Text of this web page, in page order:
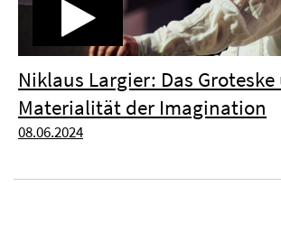
Niklaus Largier: Das
Materialität der Imagination
08.06.2024